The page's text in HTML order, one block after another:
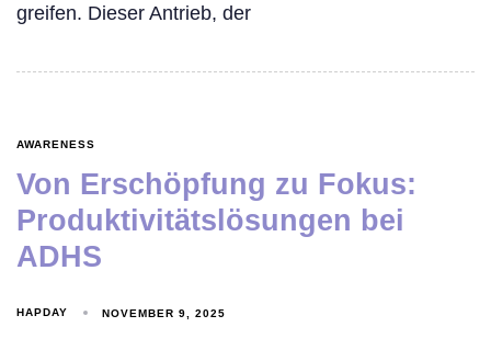
greifen. Dieser Antrieb, der
AWARENESS
Von Erschöpfung zu Fokus:
Produktivitätslösungen bei
ADHS
HAPDAY NOVEMBER 9, 2025